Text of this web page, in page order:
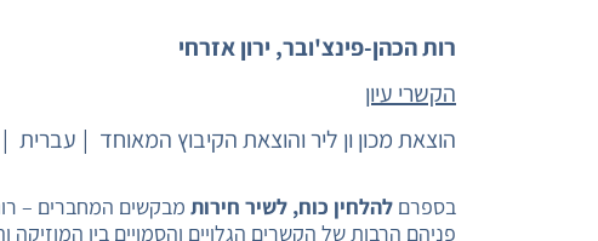
רות הכהן-פינצ'ובר, ירון אזרחי
הקשרי עיון
הוצאת מכון ון ליר והוצאת הקיבוץ המאוחד
עברית
בספרם להלחין כוח, לשיר חירות מבקשים המחברים –
פניהם הרבות של הקשרים הגלויים והסמויים בין המוזיקה